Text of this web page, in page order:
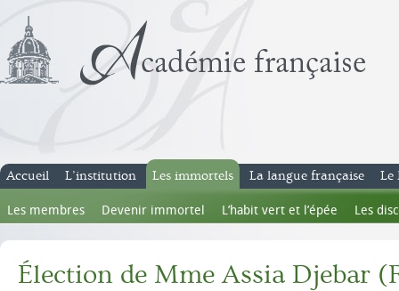
Accueil L’institution Les immortels
Les membres Devenir immortel L’habit vert et l’épée Les
La langue française Le
Élection de Mme Assia Djebar